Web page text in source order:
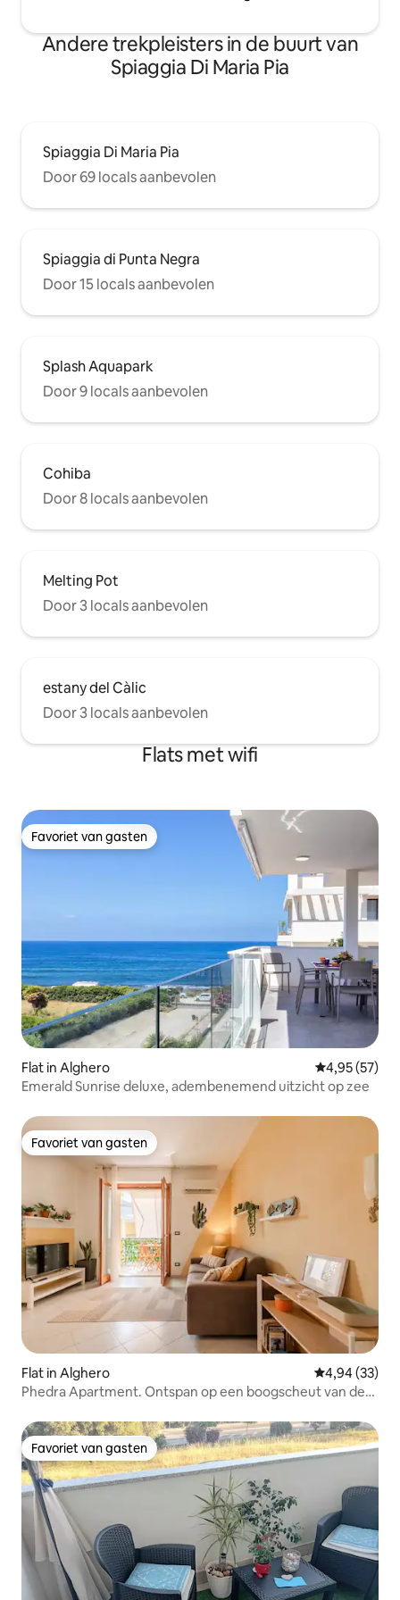
Andere trekpleisters in de buurt van
Spiaggia Di Maria Pia
Spiaggia Di Maria Pia
Door 69 locals aanbevolen
Spiaggia di Punta Negra
Door 15 locals aanbevolen
Splash Aquapark
Door 9 locals aanbevolen
Cohiba
Door 8 locals aanbevolen
Melting Pot
Door 3 locals aanbevolen
estany del Càlic
Door 3 locals aanbevolen
Flats met wifi
Favoriet van gasten
Favoriet van gasten
Flat in Alghero Gemiddelde
4,95 (57)
Emerald Sunrise deluxe, adembenemend uitzicht op zee
Favoriet van gasten
Favoriet van gasten
Flat in Alghero Gemiddelde
4,94 (33)
Phedra Apartment. Ontspan op een boogscheut van de
Favoriet van gasten
Favoriet van gasten